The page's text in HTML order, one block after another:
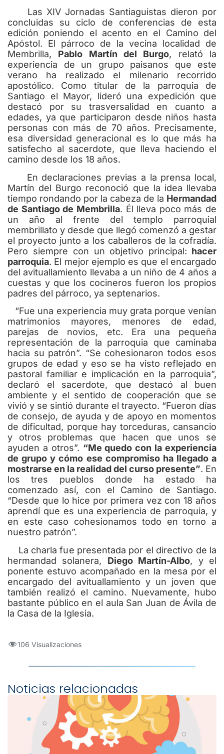
Las XIV Jornadas Santiaguistas dieron por
concluidas su ciclo de conferencias de esta
edición poniendo el acento en el Camino del
Apóstol. El párroco de la vecina localidad de
Membrilla, Pablo Martín del Burgo, relató la
experiencia de un grupo paisanos que este
verano ha realizado el milenario recorrido
apostólico. Como titular de la parroquia de
Santiago el Mayor, lideró una expedición que
destacó por su trasversalidad en cuanto a
edades, ya que participaron desde niños hasta
personas con más de 70 años. Precisamente,
esa diversidad generacional es lo que más ha
satisfecho al sacerdote, que lleva haciendo el
camino desde los 18 años.
En declaraciones previas a la prensa local,
Martín del Burgo reconoció que la idea llevaba
tiempo rondando por la cabeza de la Hermandad
de Santiago de Membrilla. Él lleva poco más de
un año al frente del templo parroquial
membrillato y desde que llegó comenzó a gestar
el proyecto junto a los caballeros de la cofradía.
Pero siempre con un objetivo principal: hacer
parroquia. El mejor ejemplo es que el encargado
del avituallamiento llevaba a un niño de 4 años a
cuestas y que los cocineros fueron los propios
padres del párroco, ya septenarios.
“Fue una experiencia muy grata porque venían
matrimonios mayores, menores de edad,
parejas de novios, etc. Era una pequeña
representación de la parroquia que caminaba
hacia su patrón”. “Se cohesionaron todos esos
grupos de edad y eso se ha visto reflejado en
pastoral familiar e implicación en la parroquia”,
declaró el sacerdote, que destacó al buen
ambiente y el sentido de cooperación que se
vivió y se sintió durante el trayecto. “Fueron días
de consejo, de ayuda y de apoyo en momentos
de dificultad, porque hay torceduras, cansancio
y otros problemas que hacen que unos se
ayuden a otros”. “Me quedo con la experiencia
de grupo y cómo ese compromiso ha llegado a
mostrarse en la realidad del curso presente”. En
los tres pueblos donde ha estado ha
comenzado así, con el Camino de Santiago.
“Desde que lo hice por primera vez con 18 años
aprendí que es una experiencia de parroquia, y
en este caso cohesionamos todo en torno a
nuestro patrón”.
La charla fue presentada por el directivo de la
hermandad solanera, Diego Martín-Albo, y el
ponente estuvo acompañado en la mesa por el
encargado del avituallamiento y un joven que
también realizó el camino. Nuevamente, hubo
bastante público en el aula San Juan de Ávila de
la Casa de la Iglesia.
106 Visualizaciones
Noticias relacionadas